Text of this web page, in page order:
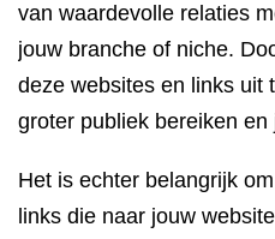
van waardevolle relaties
jouw branche of niche.
deze websites en links uit
groter publiek bereiken
Het is echter belangrijk
links die naar jouw